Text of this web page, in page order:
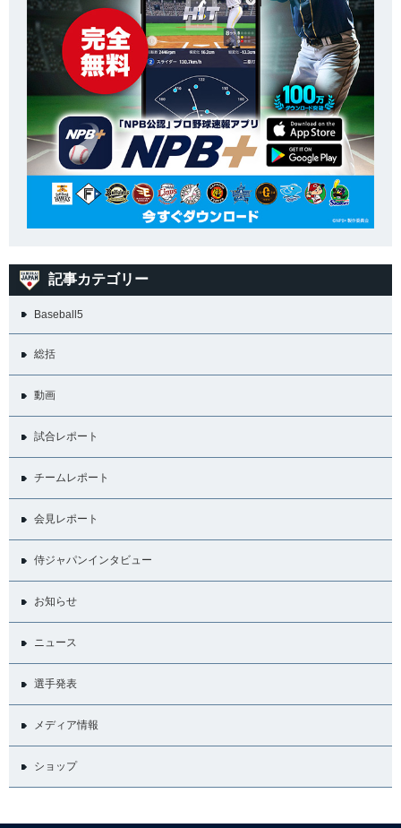
記事カテゴリー
Baseball5
総括
動画
試合レポート
チームレポート
会見レポート
侍ジャパンインタビュー
お知らせ
ニュース
選手発表
メディア情報
ショップ